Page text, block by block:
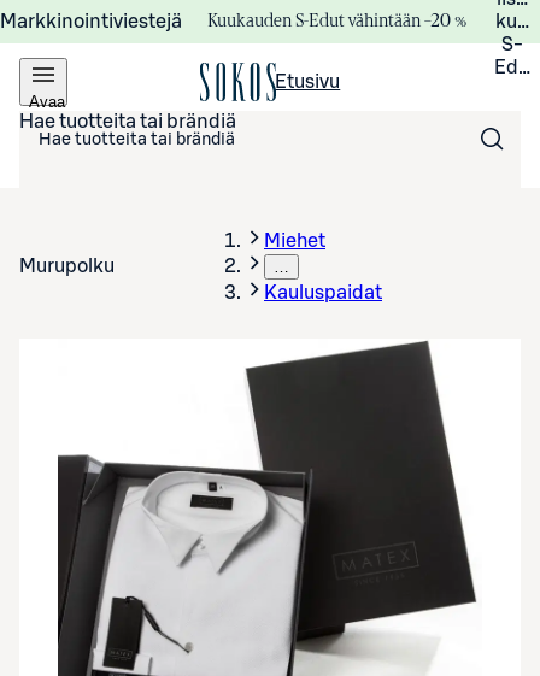
Markkinointiviestejä Kuukauden S-Edut vähintään –20 %
S-
Avaa
valikko
Etusivu
Hae tuotteita tai brändiä
Murupolku
Miehet
…
Kauluspaidat
Avaa tuotekuva suurennettuna